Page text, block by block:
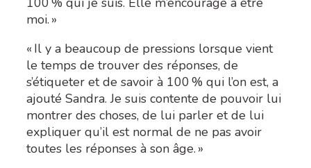
moi. »
« Il y a beaucoup de pressions lorsque vient
le temps de trouver des réponses, de
s’étiqueter et de savoir à 100 % qui l’on est, a
ajouté Sandra. Je suis contente de pouvoir lui
montrer des choses, de lui parler et de lui
expliquer qu’il est normal de ne pas avoir
toutes les réponses à son âge. »